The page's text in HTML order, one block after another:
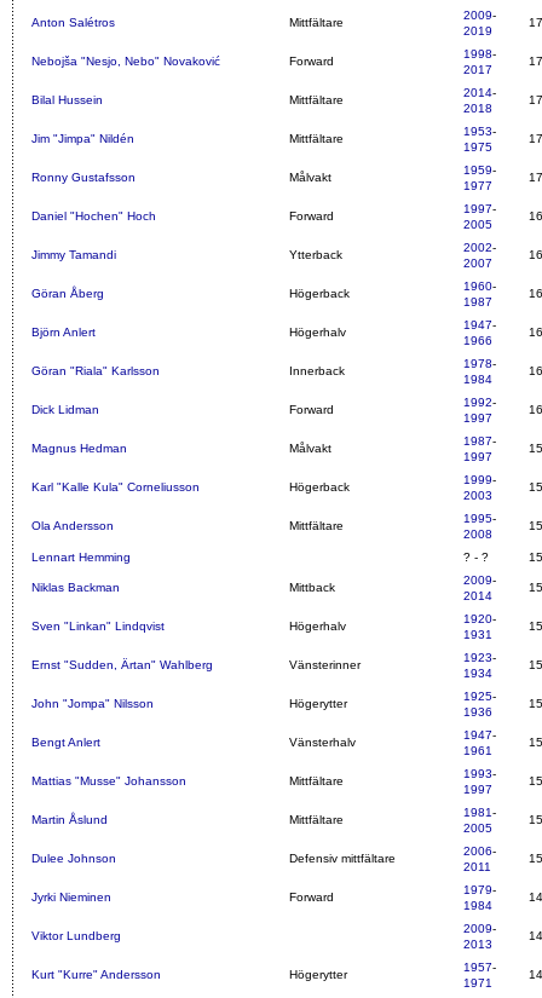
Anton Salétros Mittfältare
2009-
2019
Nebojša "Nesjo, Nebo" Novaković Forward
1998-
2017
Bilal Hussein Mittfältare
2014-
2018
Jim "Jimpa" Nildén Mittfältare
1953-
1975
Ronny Gustafsson Målvakt
1959-
1977
Daniel "Hochen" Hoch Forward
1997-
2005
Jimmy Tamandi Ytterback
2002-
2007
Göran Åberg Högerback
1960-
1987
Björn Anlert Högerhalv
1947-
1966
Göran "Riala" Karlsson Innerback
1978-
1984
Dick Lidman Forward
1992-
1997
Magnus Hedman Målvakt
1987-
1997
Karl "Kalle Kula" Corneliusson Högerback
1999-
2003
Ola Andersson Mittfältare
1995-
2008
Lennart Hemming ? - ?
Niklas Backman Mittback
2009-
2014
Sven "Linkan" Lindqvist Högerhalv
1920-
1931
Ernst "Sudden, Ärtan" Wahlberg Vänsterinner
1923-
1934
John "Jompa" Nilsson Högerytter
1925-
1936
Bengt Anlert Vänsterhalv
1947-
1961
Mattias "Musse" Johansson Mittfältare
1993-
1997
Martin Åslund Mittfältare
1981-
2005
Dulee Johnson Defensiv mittfältare
2006-
2011
Jyrki Nieminen Forward
1979-
1984
Viktor Lundberg
2009-
2013
Kurt "Kurre" Andersson Högerytter
1957-
1971